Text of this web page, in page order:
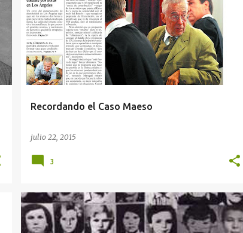
Recordando el Caso Maeso
julio 22, 2015
3
AGENDA DEL CRIMEN ASESINO EN SERIE +3